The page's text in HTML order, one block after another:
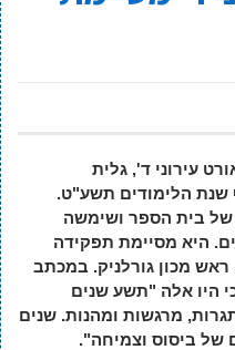
עירוני ד', גלית
שנת הלימודים תשע"ט.
של בית הספר ושימשה
היא מסיימת תפקידה
מכון גורלניק. במכתב
היו אלה "תשע שנים
מרגשות ומהנות. שנים
של ביסוס וצמיחה."